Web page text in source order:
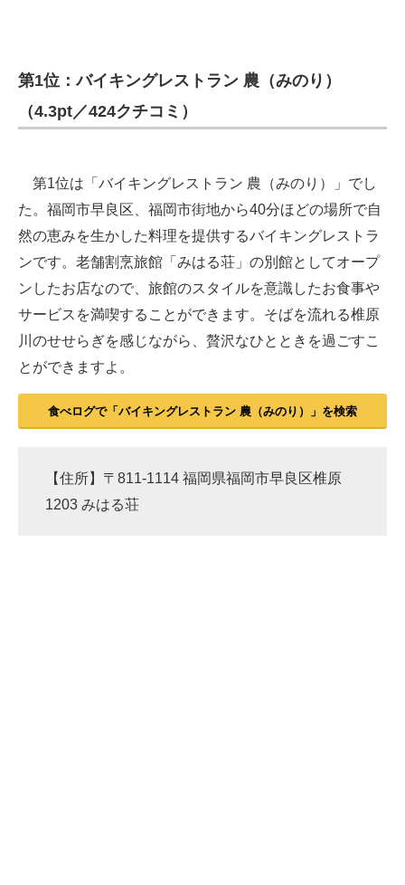
第1位：バイキングレストラン 農（みのり）
（4.3pt／424クチコミ）
第1位は「バイキングレストラン 農（みのり）」でし
た。福岡市早良区、福岡市街地から40分ほどの場所で自
然の恵みを生かした料理を提供するバイキングレストラ
ンです。老舗割烹旅館「みはる荘」の別館としてオープ
ンしたお店なので、旅館のスタイルを意識したお食事や
サービスを満喫することができます。そばを流れる椎原
川のせせらぎを感じながら、贅沢なひとときを過ごすこ
とができますよ。
食べログで「バイキングレストラン 農（みのり）」を検索
【住所】〒811-1114 福岡県福岡市早良区椎原
1203 みはる荘